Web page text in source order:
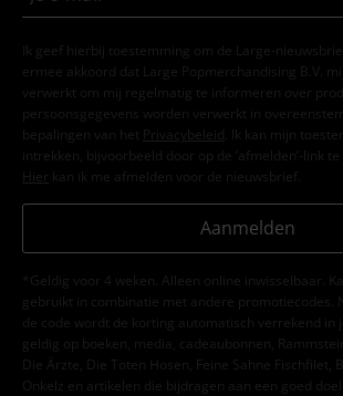
Ik geef hierbij toestemming om de Large-
ermee akkoord dat Large Popmerchandising B.V.
verwerkt om mij regelmatig te informeren over
persoonsgegevens worden verwerkt in
bepalingen van het
Privacybeleid . Ik kan mijn
intrekken, bijvoorbeeld door op de ‘afmelden’-link te
Hier kan ik me afmelden voor de nieuwsbrief.
Aanmelden
*Geldig voor 4 weken. Alleen online inwisselbaar.
gebruikt in combinatie met andere promotiecodes.
de code wordt de korting automatisch verrekend in
geldig op boeken, media, cadeaubonnen,
Die Ärzte, Die Toten Hosen, Feine Sahne Fischfilet,
Onkelz en artikelen die bijdragen aan een goed doel.